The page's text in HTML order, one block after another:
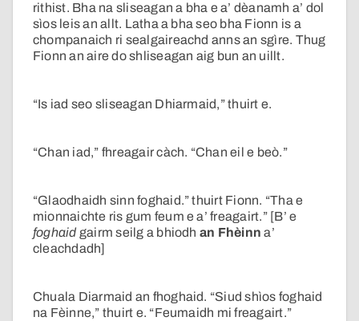
rithist. Bha na sliseagan a bha e a’ dèanamh a’ dol
sìos leis an allt. Latha a bha seo bha Fionn is a
chompanaich ri sealgaireachd anns an sgìre. Thug
Fionn an aire do shliseagan aig bun an uillt.
“Is iad seo sliseagan Dhiarmaid,” thuirt e.
“Chan iad,” fhreagair càch. “Chan eil e beò.”
“Glaodhaidh sinn foghaid.” thuirt Fionn. “Tha e
mionnaichte ris gum feum e a’ freagairt.” [B’ e
foghaid gairm seilg a bhiodh an Fhèinn a’
cleachdadh]
Chuala Diarmaid an fhoghaid. “Siud shìos foghaid
na Fèinne,” thuirt e. “Feumaidh mi freagairt.”